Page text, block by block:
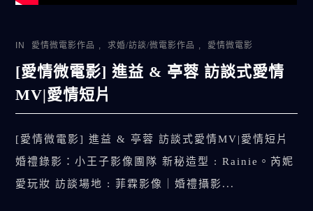
IN 愛情微電影作品 , 求婚/訪談/微電影作品 , 愛情微電影
[愛情微電影] 進益 & 亭蓉 訪談式愛情
MV|愛情短片
[愛情微電影] 進益 & 亭蓉 訪談式愛情MV|愛情短片
婚禮錄影：小王子影像團隊 新秘造型 : Rainie。芮妮
愛玩妝 訪談場地 : 菲霖影像｜婚禮攝影...